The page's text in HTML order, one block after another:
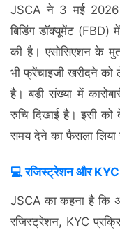
JSCA ने 3 मई 2026
बिडिंग डॉक्यूमेंट (FBD)
की है। एसोसिएशन के
भी फ्रेंचाइजी खरीदने को
है। बड़ी संख्या में
रुचि दिखाई है। इसी को
समय देने का फैसला लिया
💻 रजिस्ट्रेशन और KYC
JSCA का कहना है कि
रजिस्ट्रेशन, KYC